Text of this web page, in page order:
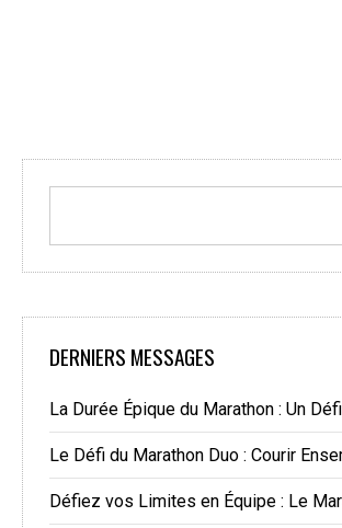
DERNIERS MESSAGES
La Durée Épique du Marathon : Un
Le Défi du Marathon Duo : Courir
Défiez vos Limites en Équipe : Le